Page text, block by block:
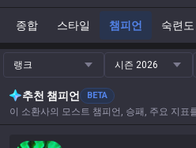
종합 스타일 챔피언 숙련도
랭크 시즌 2026
추천 챔피언 BETA